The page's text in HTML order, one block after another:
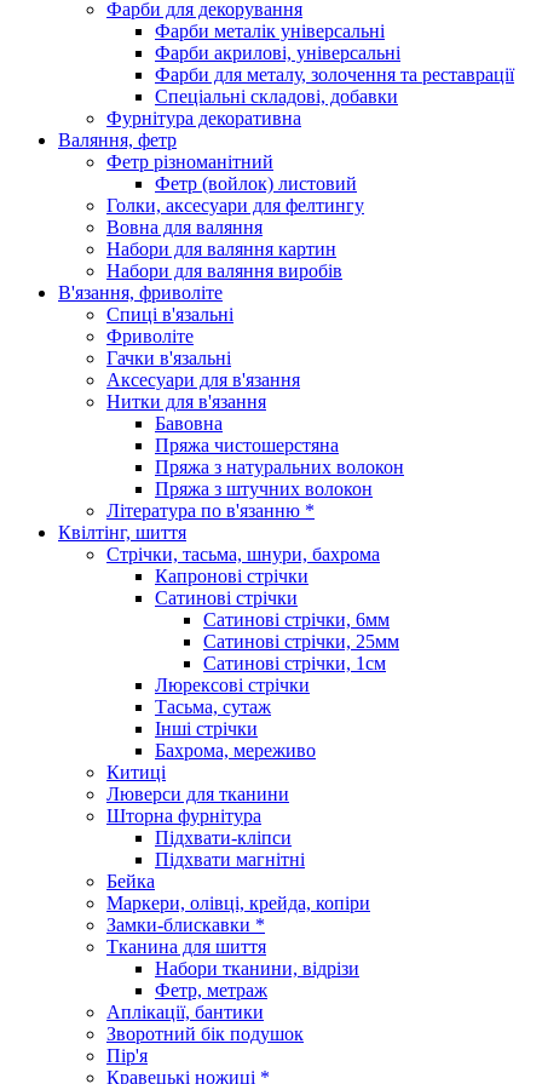
Фарби для декорування
Фарби металік універсальні
Фарби акрилові, універсальні
Фарби для металу, золочення та реставрації
Спеціальні складові, добавки
Фурнітура декоративна
Валяння, фетр
Фетр різноманітний
Фетр (войлок) листовий
Голки, аксесуари для фелтингу
Вовна для валяння
Набори для валяння картин
Набори для валяння виробів
В'язання, фриволіте
Спиці в'язальні
Фриволіте
Гачки в'язальні
Аксесуари для в'язання
Нитки для в'язання
Бавовна
Пряжа чистошерстяна
Пряжа з натуральних волокон
Пряжа з штучних волокон
Література по в'язанню *
Квілтінг, шиття
Стрічки, тасьма, шнури, бахрома
Капронові стрічки
Сатинові стрічки
Сатинові стрічки, 6мм
Сатинові стрічки, 25мм
Сатинові стрічки, 1см
Люрексові стрічки
Тасьма, сутаж
Інші стрічки
Бахрома, мереживо
Китиці
Люверси для тканини
Шторна фурнітура
Підхвати-кліпси
Підхвати магнітні
Бейка
Маркери, олівці, крейда, копіри
Замки-блискавки *
Тканина для шиття
Набори тканини, відрізи
Фетр, метраж
Аплікації, бантики
Зворотний бік подушок
Пір'я
Кравецькі ножиці *